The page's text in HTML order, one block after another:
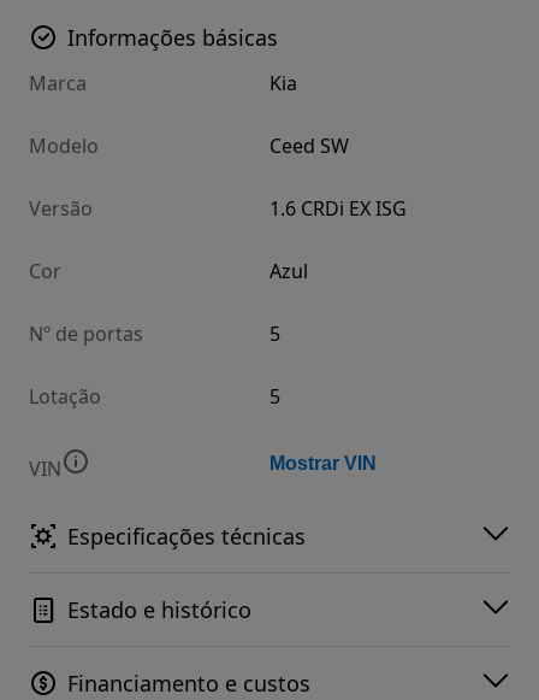
Informações básicas
Marca Kia
Modelo Ceed SW
Versão 1.6 CRDi EX ISG
Cor Azul
Nº de portas 5
Lotação 5
VIN Mostrar VIN
Especificações técnicas
Estado e histórico
Financiamento e custos